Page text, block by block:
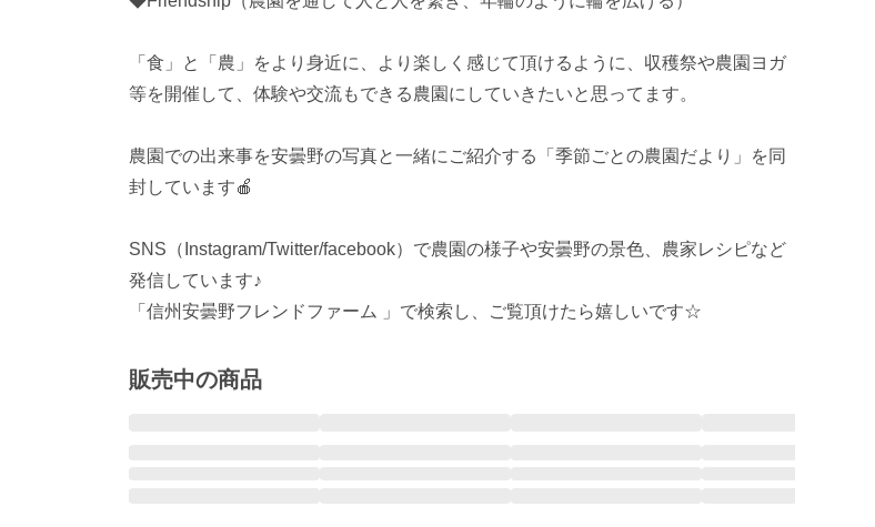
「食」と「農」をより身近に、より楽しく感じて頂けるように、収穫祭や農園ヨガ
等を開催して、体験や交流もできる農園にしていきたいと思ってます。
農園での出来事を安曇野の写真と一緒にご紹介する「季節ごとの農園だより」を同
封しています🍎
SNS（Instagram/Twitter/facebook）で農園の様子や安曇野の景色、農家レシピなど
発信しています♪
「信州安曇野フレンドファーム 」で検索し、ご覧頂けたら嬉しいです☆
販売中の商品